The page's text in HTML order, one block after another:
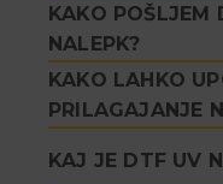
KAKO POŠLJEM
NALEPK?
KAKO LAHKO
PRILAGAJANJE
KAJ JE DTF UV